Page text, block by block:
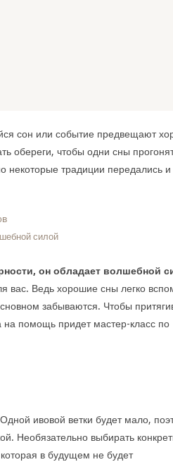
сон или событие предвещают
обереги, чтобы одни сны
некоторые традиции передались и
силой
он обладает волшебной
вас. Ведь хорошие сны легко
забываются. Чтобы
на помощь придет мастер-класс по
ивовой ветки будет мало,
Необязательно выбирать
в будущем не будет